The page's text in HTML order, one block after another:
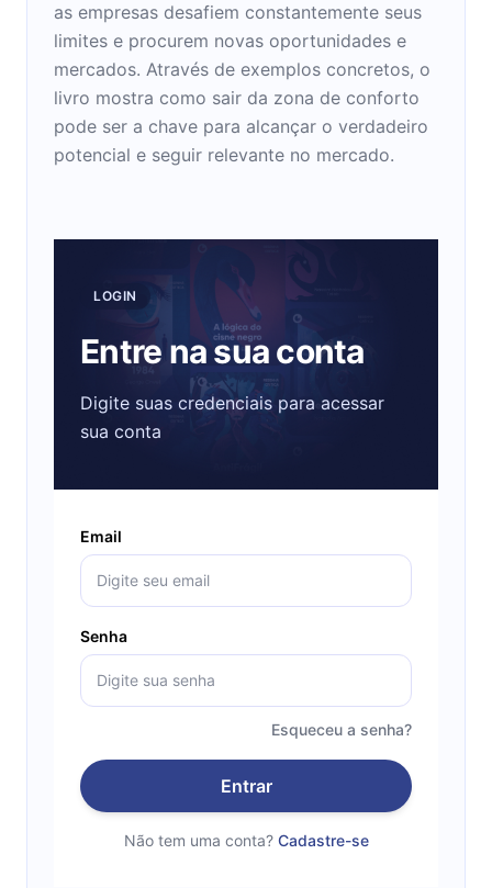
as empresas desafiem constantemente seus
limites e procurem novas oportunidades e
mercados. Através de exemplos concretos, o
livro mostra como sair da zona de conforto
pode ser a chave para alcançar o verdadeiro
potencial e seguir relevante no mercado.
LOGIN
Entre na sua conta
Digite suas credenciais para acessar
sua conta
Email
Senha
Esqueceu a senha?
Entrar
Não tem uma conta? Cadastre-se